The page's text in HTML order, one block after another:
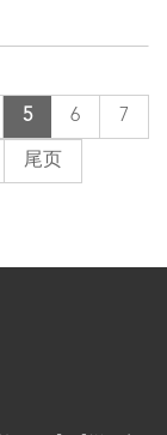
5 6 7
尾页